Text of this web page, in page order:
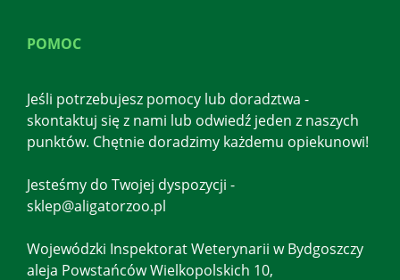
POMOC
Jeśli potrzebujesz pomocy lub doradztwa -
skontaktuj się z nami lub odwiedź jeden z naszych
punktów. Chętnie doradzimy każdemu opiekunowi!
Jesteśmy do Twojej dyspozycji -
sklep@aligatorzoo.pl
Wojewódzki Inspektorat Weterynarii w Bydgoszczy
aleja Powstańców Wielkopolskich 10,